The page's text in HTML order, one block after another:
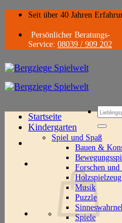
Zum
springen
Seit über 40 Jahren
Persönlicher Beratungs-
Service: 08039 / 909 202
nach:
Startseite
Kindergarten
Spiel und Spaß
Bauen &
Forschen
Holzspielzeug
Musik
Puzzle
Spiele